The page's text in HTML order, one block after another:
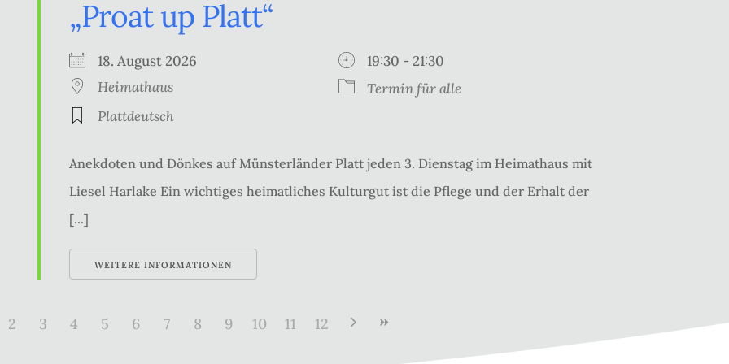
„Proat up Platt“
18. August 2026
19:30 - 21:30
Heimathaus
Termin für alle
Plattdeutsch
Anekdoten und Dönkes auf Münsterländer Platt jeden 3. Dienstag im Heimathaus mit
Liesel Harlake Ein wichtiges heimatliches Kulturgut ist die Pflege und der Erhalt der
[...]
WEITERE INFORMATIONEN
2 3 4 5 6 7 8 9 10 11 12